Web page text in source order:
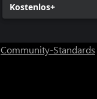
Kostenlos+
Community-Standards